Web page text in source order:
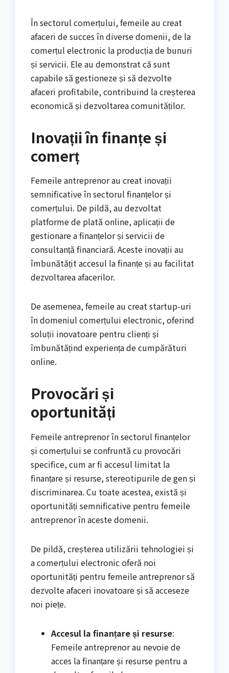
În sectorul comerțului, femeile au creat
afaceri de succes în diverse domenii, de la
comerțul electronic la producția de bunuri
și servicii. Ele au demonstrat că sunt
capabile să gestioneze și să dezvolte
afaceri profitabile, contribuind la creșterea
economică și dezvoltarea comunităților.
Inovații în finanțe și
comerț
Femeile antreprenor au creat inovații
semnificative în sectorul finanțelor și
comerțului. De pildă, au dezvoltat
platforme de plată online, aplicații de
gestionare a finanțelor și servicii de
consultanță financiară. Aceste inovații au
îmbunătățit accesul la finanțe și au facilitat
dezvoltarea afacerilor.
De asemenea, femeile au creat startup-uri
în domeniul comerțului electronic, oferind
soluții inovatoare pentru clienți și
îmbunătățind experiența de cumpărături
online.
Provocări și
oportunități
Femeile antreprenor în sectorul finanțelor
și comerțului se confruntă cu provocări
specifice, cum ar fi accesul limitat la
finanțare și resurse, stereotipurile de gen și
discriminarea. Cu toate acestea, există și
oportunități semnificative pentru femeile
antreprenor în aceste domenii.
De pildă, creșterea utilizării tehnologiei și
a comerțului electronic oferă noi
oportunități pentru femeile antreprenor să
dezvolte afaceri inovatoare și să acceseze
noi piețe.
Accesul la finanțare și resurse:
Femeile antreprenor au nevoie de
acces la finanțare și resurse pentru a